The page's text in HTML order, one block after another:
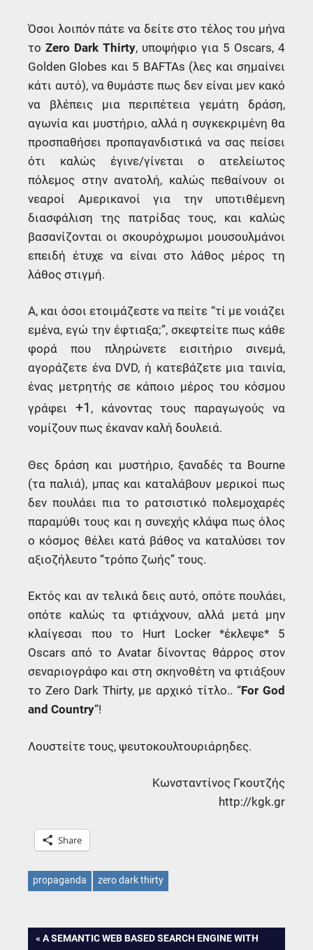
Όσοι λοιπόν πάτε να δείτε στο τέλος του μήνα
το Zero Dark Thirty, υποψήφιο για 5 Oscars, 4
Golden Globes και 5 BAFTAs (λες και σημαίνει
κάτι αυτό), να θυμάστε πως δεν είναι μεν κακό
να βλέπεις μια περιπέτεια γεμάτη δράση,
αγωνία και μυστήριο, αλλά η συγκεκριμένη θα
προσπαθήσει προπαγανδιστικά να σας πείσει
ότι καλώς έγινε/γίνεται ο ατελείωτος
πόλεμος στην ανατολή, καλώς πεθαίνουν οι
νεαροί Αμερικανοί για την υποτιθέμενη
διασφάλιση της πατρίδας τους, και καλώς
βασανίζονται οι σκουρόχρωμοι μουσουλμάνοι
επειδή έτυχε να είναι στο λάθος μέρος τη
λάθος στιγμή.
Α, και όσοι ετοιμάζεστε να πείτε “τί με νοιάζει
εμένα, εγώ την έφτιαξα;”, σκεφτείτε πως κάθε
φορά που πληρώνετε εισιτήριο σινεμά,
αγοράζετε ένα DVD, ή κατεβάζετε μια ταινία,
ένας μετρητής σε κάποιο μέρος του κόσμου
γράφει +1 , κάνοντας τους παραγωγούς να
νομίζουν πως έκαναν καλή δουλειά.
Θες δράση και μυστήριο, ξαναδές τα Bourne
(τα παλιά), μπας και καταλάβουν μερικοί πως
δεν πουλάει πια το ρατσιστικό πολεμοχαρές
παραμύθι τους και η συνεχής κλάψα πως όλος
ο κόσμος θέλει κατά βάθος να καταλύσει τον
αξιοζήλευτο “τρόπο ζωής” τους.
Εκτός και αν τελικά δεις αυτό, οπότε πουλάει,
οπότε καλώς τα φτιάχνουν, αλλά μετά μην
κλαίγεσαι που το Hurt Locker *έκλεψε* 5
Oscars από το Avatar δίνοντας θάρρος στον
σεναριογράφο και στη σκηνοθέτη να φτιάξουν
το Zero Dark Thirty, με αρχικό τίτλο.. “For God
and Country“!
Λουστείτε τους, ψευτοκουλτουριάρηδες.
Κωνσταντίνος Γκουτζής
http://kgk.gr
Share
propaganda zero dark thirty
Post
PREVIOUS
A SEMANTIC WEB BASED SEARCH ENGINE WITH